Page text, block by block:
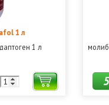
1 л
1 л